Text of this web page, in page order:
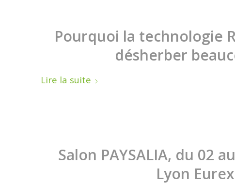
Pourquoi la technologie
désherber
Lire la suite
Salon PAYSALIA, du 02
Lyon